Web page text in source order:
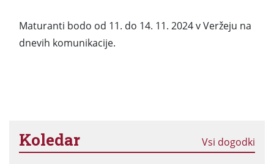
Maturanti bodo od 11. do 14. 11. 2024 v Veržeju na
dnevih komunikacije.
Koledar Vsi dogodki